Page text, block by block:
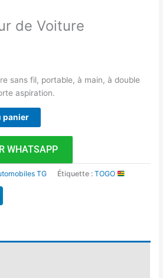
de Voiture
sans fil, portable, à main, à double
aspiration.
panier
WHATSAPP
TG Étiquette :TOGO